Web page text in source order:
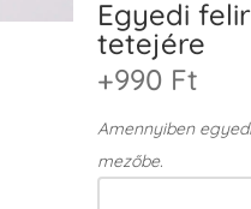
Egyedi
tetejére
+990 Ft
Amennyiben
mezőbe.